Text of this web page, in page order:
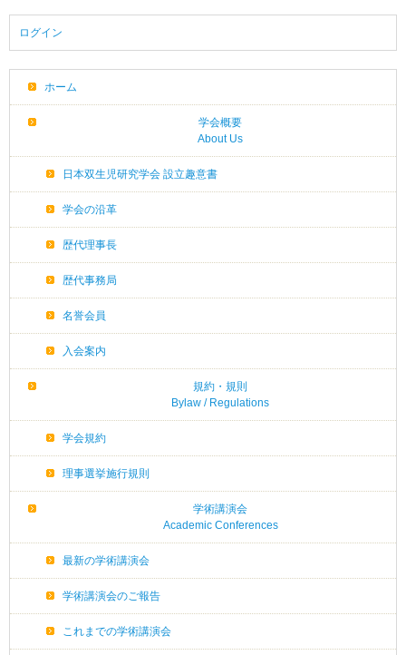
ログイン
ホーム
学会概要
About Us
日本双生児研究学会 設立趣意書
学会の沿革
歴代理事長
歴代事務局
名誉会員
入会案内
規約・規則
Bylaw / Regulations
学会規約
理事選挙施行規則
学術講演会
Academic Conferences
最新の学術講演会
学術講演会のご報告
これまでの学術講演会